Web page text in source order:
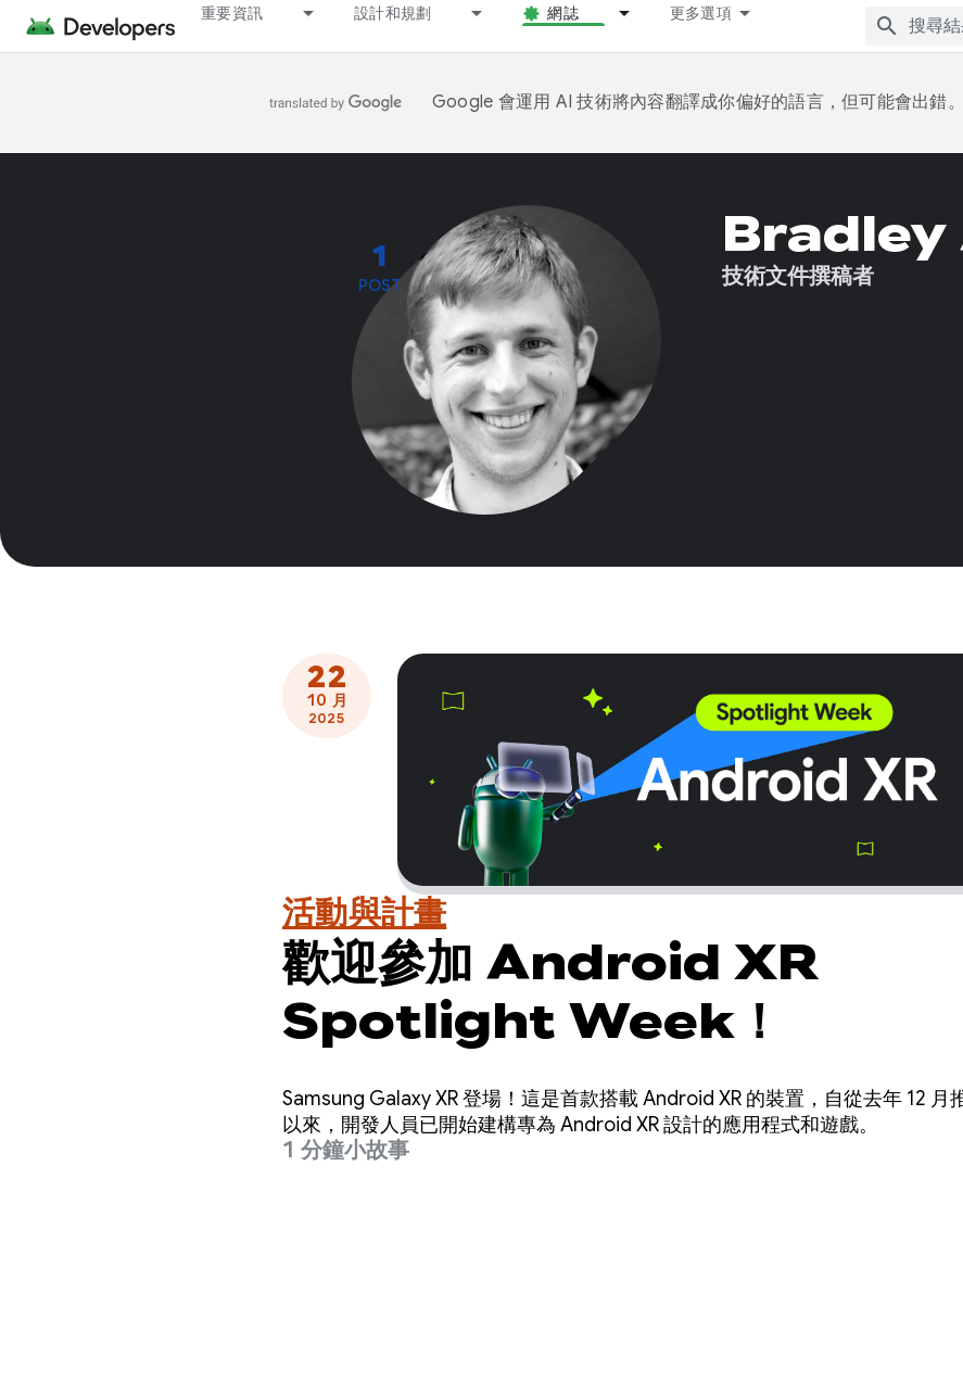
重要資訊 設計和規劃 網誌 更多選項
Google 會運用 AI 技術將內容翻譯成你偏好的語言，但可能會出錯。
1
POST
Bradley
技術文件撰稿者
22
10 月
2025
活動與計畫
歡迎參加 Android XR
Spotlight Week！
Samsung Galaxy XR 登場！這是首款搭載 Android XR 的裝置，自從去年 12 月
以來，開發人員已開始建構專為 Android XR 設計的應用程式和遊戲。
1 分鐘小故事